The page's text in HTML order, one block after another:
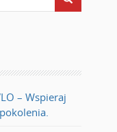
– Wspieraj